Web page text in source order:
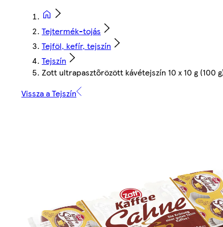
Tejtermék-tojás
Tejföl, kefír, tejszín
Tejszín
Zott ultrapasztőrözött kávétejszín 10 x 10 g (100
Vissza a Tejszín